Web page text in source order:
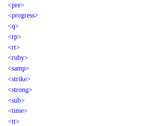
<pre>
<progress>
<q>
<rp>
<rt>
<ruby>
<samp>
<strike>
<strong>
<sub>
<time>
<tt>